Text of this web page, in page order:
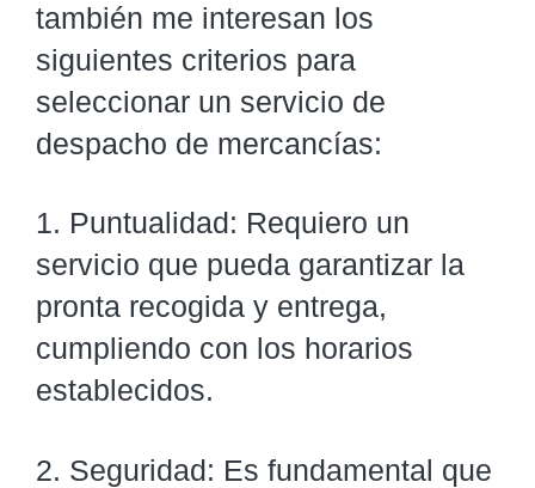
también me interesan los
siguientes criterios para
seleccionar un servicio de
despacho de mercancías:
1. Puntualidad: Requiero un
servicio que pueda garantizar la
pronta recogida y entrega,
cumpliendo con los horarios
establecidos.
2. Seguridad: Es fundamental que